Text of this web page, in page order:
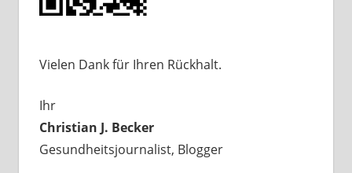
Vielen Dank für Ihren Rückhalt.
Ihr
Christian J. Becker
Gesundheitsjournalist, Blogger